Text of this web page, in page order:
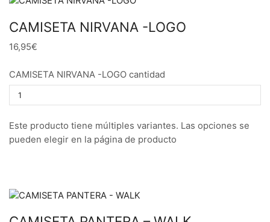
CAMISETA NIRVANA -LOGO
16,95€
CAMISETA NIRVANA -LOGO cantidad
Este producto tiene múltiples variantes. Las opciones se
pueden elegir en la página de producto